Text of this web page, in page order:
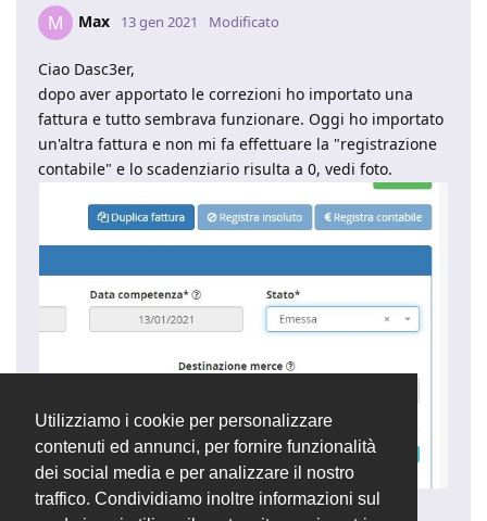
Utilizziamo i cookie per personalizzare
contenuti ed annunci, per fornire funzionalità
dei social media e per analizzare il nostro
traffico. Condividiamo inoltre informazioni sul
M Max 13 gen 2021 Modificato
Ciao Dasc3er,
dopo aver apportato le correzioni ho importato una
fattura e tutto sembrava funzionare. Oggi ho importato
un'altra fattura e non mi fa effettuare la "registrazione
contabile" e lo scadenziario risulta a 0, vedi foto.